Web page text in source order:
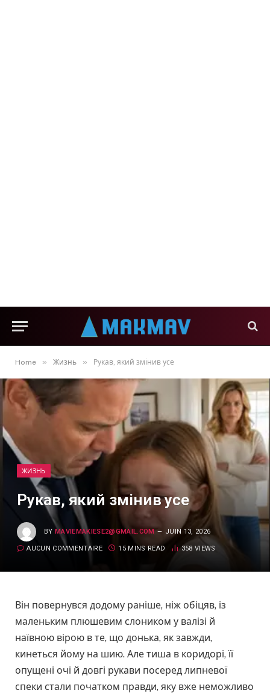
Home » Жизнь » Рукав, який змінив усе
ЖИЗНЬ
Рукав, який змінив усе
BY MAVIEMAKIESE2@GMAIL.COM JUIN 13, 2026
AUCUN COMMENTAIRE 15 MINS READ 358 VIEWS
Він повернувся додому раніше, ніж обіцяв, із
маленьким плюшевим слоником у валізі й
наївною вірою в те, що донька, як завжди,
кинеться йому на шию. Але тиша в коридорі, її
опущені очі й довгі рукави посеред липневої
спеки стали початком правди, яку вже неможливо